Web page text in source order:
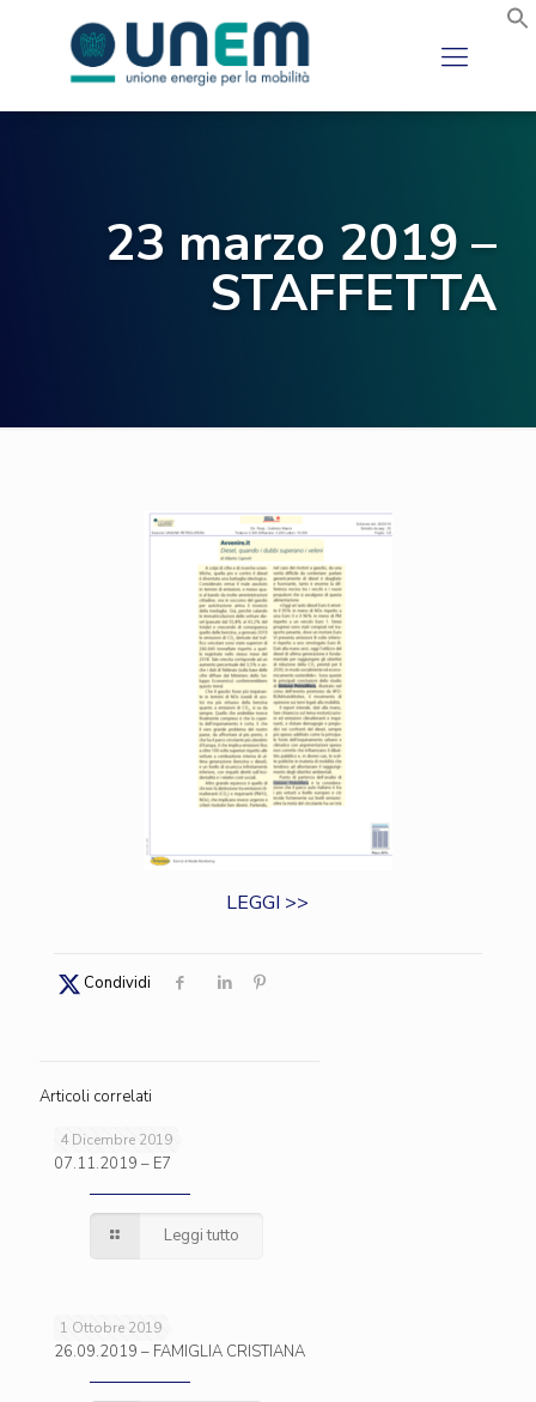
23 marzo 2019 –
STAFFETTA
LEGGI >>
Condividi
Articoli correlati
4 Dicembre 2019
07.11.2019 – E7
Leggi tutto
1 Ottobre 2019
26.09.2019 – FAMIGLIA CRISTIANA